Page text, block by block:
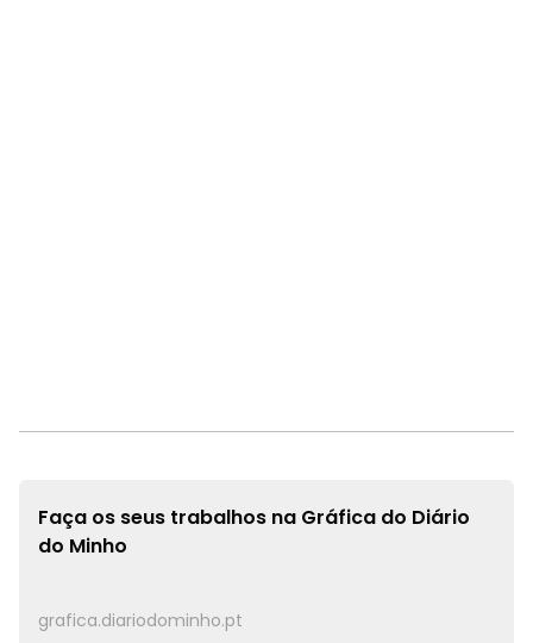
Faça os seus trabalhos na Gráfica do Diário
do Minho
grafica.diariodominho.pt